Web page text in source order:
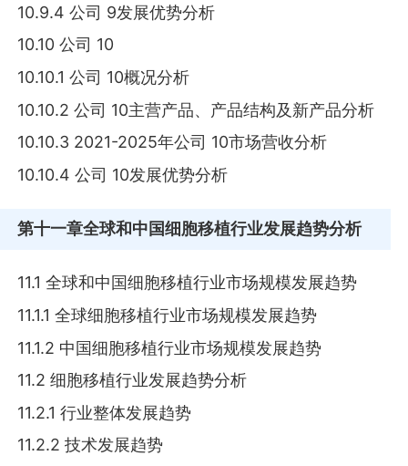
10.9.4 公司 9发展优势分析
10.10 公司 10
10.10.1 公司 10概况分析
10.10.2 公司 10主营产品、产品结构及新产品分析
10.10.3 2021-2025年公司 10市场营收分析
10.10.4 公司 10发展优势分析
第十一章全球和中国细胞移植行业发展趋势分析
11.1 全球和中国细胞移植行业市场规模发展趋势
11.1.1 全球细胞移植行业市场规模发展趋势
11.1.2 中国细胞移植行业市场规模发展趋势
11.2 细胞移植行业发展趋势分析
11.2.1 行业整体发展趋势
11.2.2 技术发展趋势